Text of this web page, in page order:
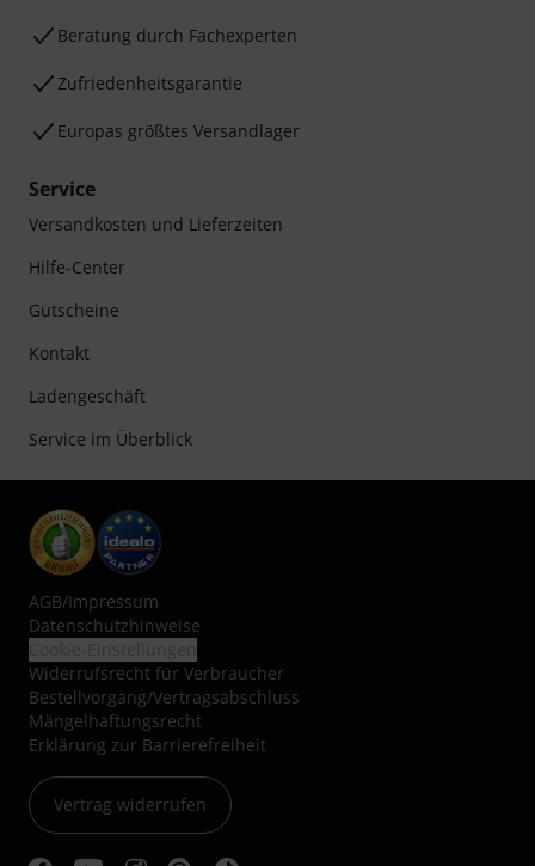
Beratung durch Fachexperten
Zufriedenheitsgarantie
Europas größtes Versandlager
Service
Versandkosten und Lieferzeiten
Hilfe-Center
Gutscheine
Kontakt
Ladengeschäft
Service im Überblick
AGB/Impressum
Datenschutzhinweise
Widerrufsrecht für Verbraucher
Bestellvorgang/Vertragsabschluss
Mängelhaftungsrecht
Erklärung zur Barrierefreiheit
Vertrag widerrufen